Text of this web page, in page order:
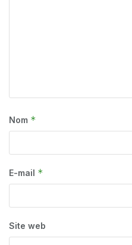
Nom *
E-mail *
Site web